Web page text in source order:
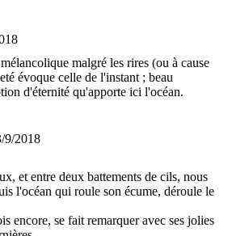
malgré les rires (ou à cause
évoque celle de l'instant ; beau
d'éternité qu'apporte ici l'océan.
9/2018
et entre deux battements de cils, nous
l'océan qui roule son écume, déroule le
encore, se fait remarquer avec ses jolies